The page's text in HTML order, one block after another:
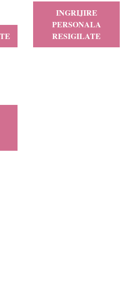
INGRIJIRE
PERSONALA
RESIGILATE